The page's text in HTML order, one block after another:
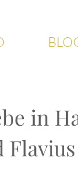
in
Flavius